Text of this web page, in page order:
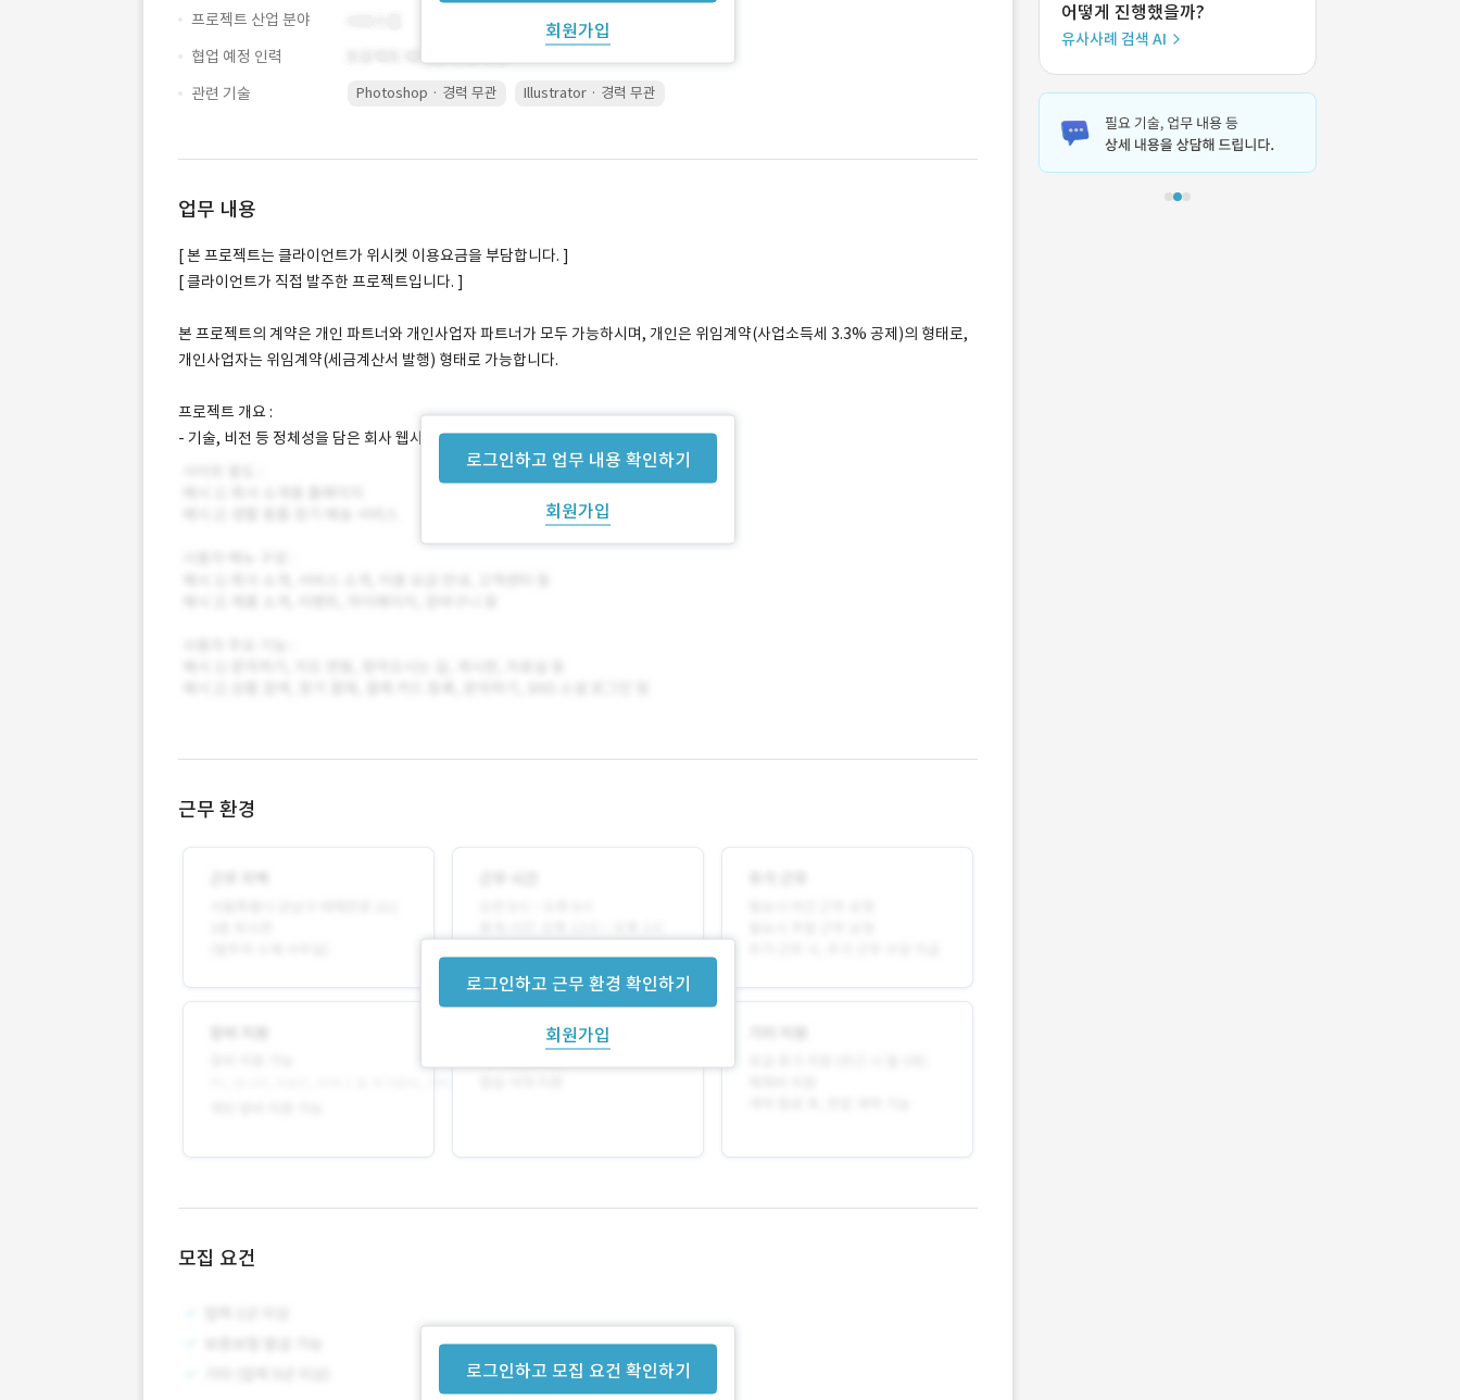
회원가입
프로젝트 산업 분야
협업 예정 인력
관련 기술
Photoshop · 경력 무관 Illustrator · 경력 무관
업무 내용
로그인하고 업무 내용 확인하기
회원가입
[ 본 프로젝트는 클라이언트가 위시켓 이용요금을 부담합니다. ]
[ 클라이언트가 직접 발주한 프로젝트입니다. ]
본 프로젝트의 계약은 개인 파트너와 개인사업자 파트너가 모두 가능하시며, 개인은 위임계약(사업소득세 3.3% 공제)의 형태로,
개인사업자는 위임계약(세금계산서 발행) 형태로 가능합니다.
프로젝트 개요 :
- 기술, 비전 등 정체성을 담은 회사 웹사이트입니다.
근무 환경
로그인하고 근무 환경 확인하기
회원가입
모집 요건
로그인하고 모집 요건 확인하기
어떻게 진행했을까?
유사사례 검색 AI